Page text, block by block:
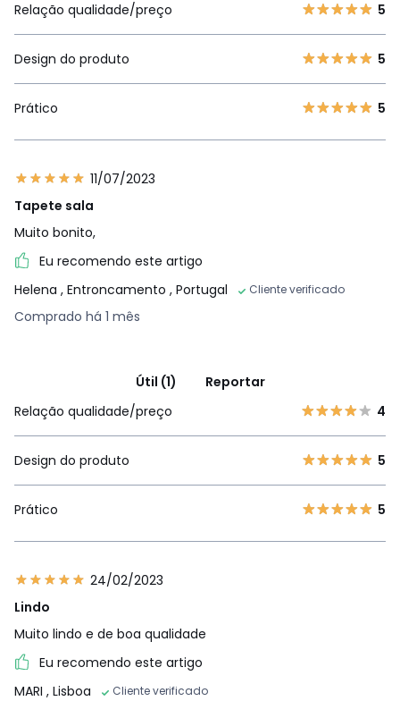
Relação qualidade/preço
5
Design do produto 5
Prático 5
11/07/2023
Tapete sala
Muito bonito,
Eu recomendo este artigo
Helena , Entroncamento , Portugal Cliente verificado
Comprado há 1 mês
Útil (1)
Reportar
Relação qualidade/preço
4
Design do produto 5
Prático 5
24/02/2023
Lindo
Muito lindo e de boa qualidade
Eu recomendo este artigo
MARI , Lisboa Cliente verificado